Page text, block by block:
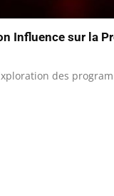
Influence sur la
des